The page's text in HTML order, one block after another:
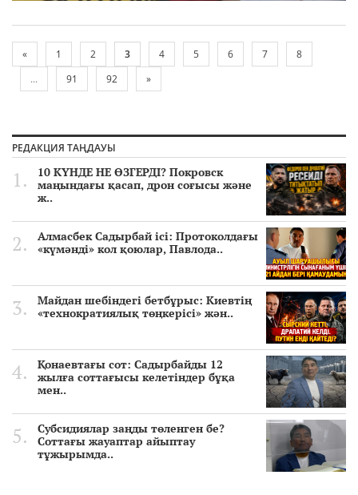
« 1 2 3 4 5 6 7
8
...
91 92 »
РЕДАКЦИЯ ТАҢДАУЫ
10 КҮНДЕ НЕ ӨЗГЕРДІ? Покровск
маңындағы қасап, дрон соғысы және
ж..
Алмасбек Садырбай ісі: Протоколдағы
«күмәнді» кол қоюлар, Павлода..
Майдан шебіндегі бетбұрыс: Киевтің
«технократиялық төңкерісі» жән..
Қонаевтағы сот: Садырбайды 12
жылға соттағысы келетіндер бұқа
мен..
Субсидиялар заңды төленген бе?
Соттағы жауаптар айыптау
тұжырымда..